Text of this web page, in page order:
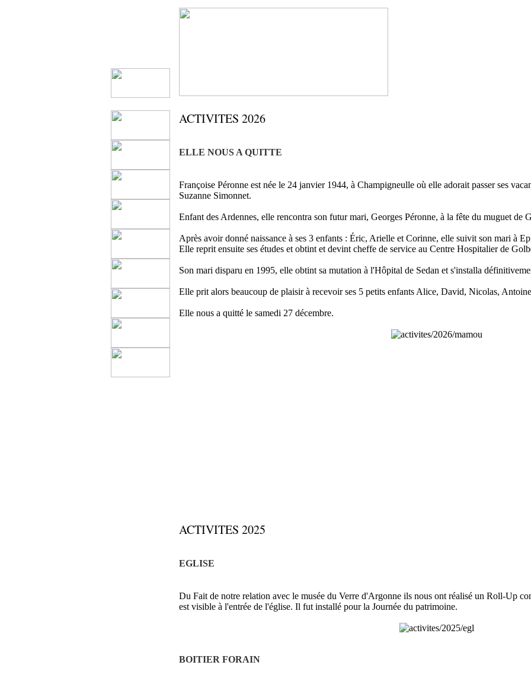
ACTIVITES 2026
ELLE NOUS A QUITTE
Françoise Péronne est née le 24 janvier 1944, à Champigneulle où elle adorait passer ses
Suzanne Simonnet.
Enfant des Ardennes, elle rencontra son futur mari, Georges Péronne, à la fête du muguet de
Après avoir donné naissance à ses 3 enfants : Éric, Arielle et Corinne, elle suivit son mari à
Elle reprit ensuite ses études et obtint et devint cheffe de service au Centre Hospitalier de
Son mari disparu en 1995, elle obtint sa mutation à l'Hôpital de Sedan et s'installa
Elle prit alors beaucoup de plaisir à recevoir ses 5 petits enfants Alice, David, Nicolas,
Elle nous a quitté le samedi 27 décembre.
ACTIVITES 2025
EGLISE
Du Fait de notre relation avec le musée du Verre d'Argonne ils nous ont réalisé un Roll-Up
est visible à l'entrée de l'église. Il fut installé pour la Journée du patrimoine.
BOITIER FORAIN